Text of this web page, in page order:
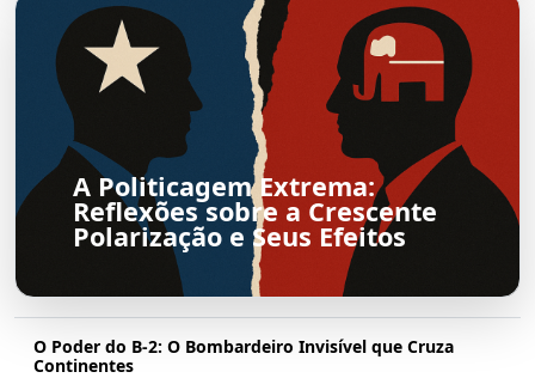
A Politicagem Extrema:
Reflexões sobre a Crescente
Polarização e Seus Efeitos
O Poder do B-2: O Bombardeiro Invisível que Cruza
Continentes